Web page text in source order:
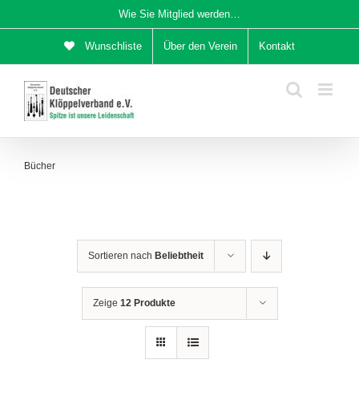
Inhalt
Wie Sie Mitglied werden…
Wunschliste Über den Verein Kontakt
Bücher
Sortieren nach Beliebtheit
Zeige 12 Produkte